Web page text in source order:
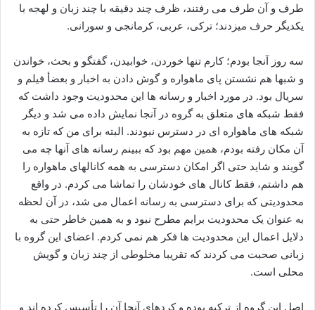
طرف و آن طرف می رفتند، ظرف چند دقیقه با چند زبان و لهجه با
یکدیگر حرف میزدند؛ ترکی، عربی، کرمانجی و سورانی.
سه روز آنجا بودم؛ کارم تنها خوردن، خوابیدن، گفتگو و بحث، خواندن
و شبها هم نشستن پای ماهواره و گوش دادن به اخبار و بعضأ فیلم و
سریال بود. در مورد اخبار و رسانه ها این محدودیت وجود داشت که
فقط شبکه های متعلق به گروه در آنجا نمایش داده می شد و دیگر
شبکه های ماهواره ای در دسترس نبودند. البته برای من که تازه به
آن مکان رفته بودم، همین مهم بود که ببینم رسانه های آنها چه می
گویند و شاید حتی اگر امکان دسترسی به همه کانالهای ماهواره را
هم داشتم، فقط کانال های خودشان را تماشا می کردم. در واقع
محدودیتی که برای دسترسی به رسانه اعمال می شد، در آن لحظه
به عنوان یک محدودیت برایم مطرح نبود و به همین خاطر حتی به
دلایل اعمال این محدودیت ها فکر هم نمی کردم. اعضای این گروه با
زبانی صحبت می کردند که تقریبا مخلوطی از چند زبان و گویش
محلی است.
اصل این گروه از ترکیه بوده و کردهای آنجا آن را تأسیس کرده اند و